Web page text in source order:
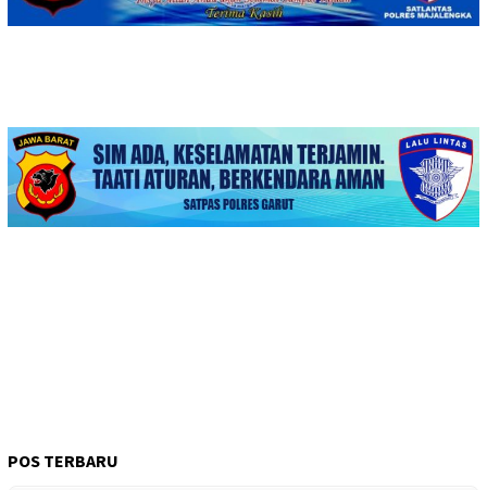
POS TERBARU